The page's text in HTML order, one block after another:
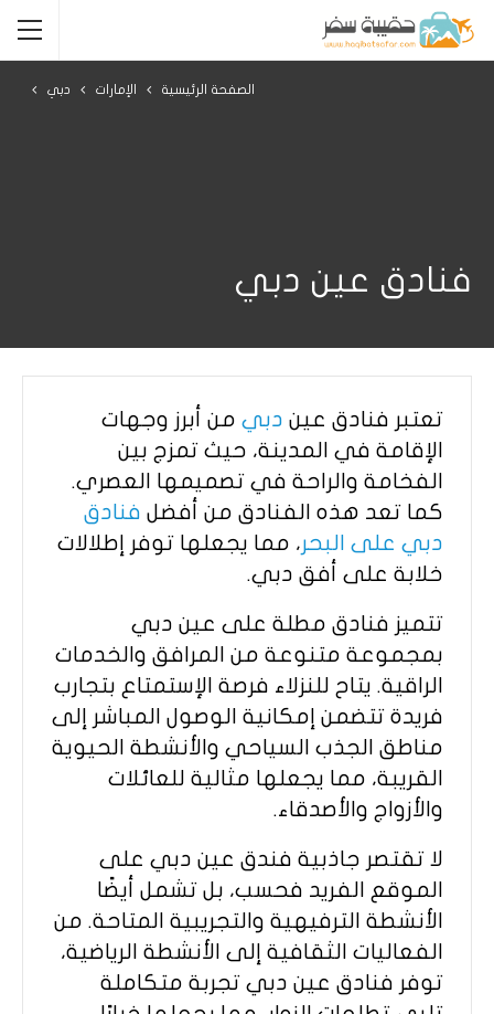
الصفحة الرئيسية الإمارات دبي
فنادق عين دبي
تعتبر فنادق عين دبي من أبرز وجهات
الإقامة في المدينة، حيث تمزج بين
الفخامة والراحة في تصميمها العصري.
كما تعد هذه الفنادق من أفضل فنادق
دبي على البحر، مما يجعلها توفر إطلالات
خلابة على أفق دبي.
تتميز فنادق مطلة على عين دبي
بمجموعة متنوعة من المرافق والخدمات
الراقية. يتاح للنزلاء فرصة الإستمتاع بتجارب
فريدة تتضمن إمكانية الوصول المباشر إلى
مناطق الجذب السياحي والأنشطة الحيوية
القريبة، مما يجعلها مثالية للعائلات
والأزواج والأصدقاء.
لا تقتصر جاذبية فندق عين دبي على
الموقع الفريد فحسب، بل تشمل أيضًا
الأنشطة الترفيهية والتجريبية المتاحة. من
الفعاليات الثقافية إلى الأنشطة الرياضية،
توفر فنادق عين دبي تجربة متكاملة